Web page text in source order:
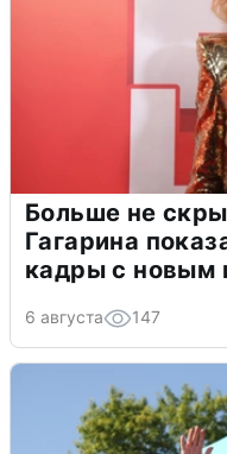
Больше не
Гагарина
кадры с новым
6 августа 147